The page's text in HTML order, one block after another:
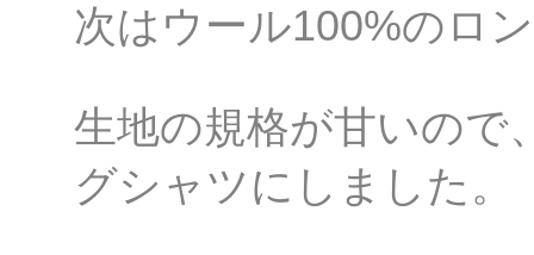
次はウール100%のロ
生地の規格が甘いので
グシャツにしました。